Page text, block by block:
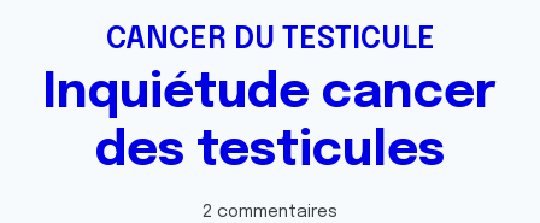
CANCER DU TESTICULE
Inquiétude cancer
des testicules
2 commentaires